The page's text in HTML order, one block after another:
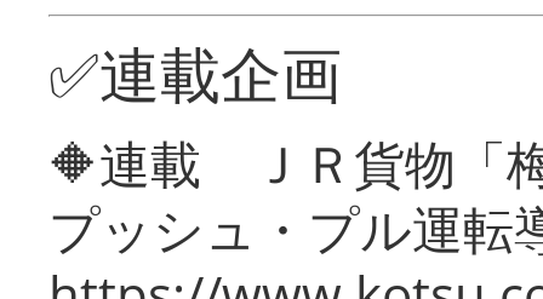
✅連載企画
🔶連載 ＪＲ貨物「
プッシュ・プル運転